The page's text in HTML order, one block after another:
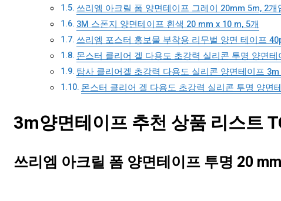
쓰리엠 아크릴 폼 양면테이프 그레이 20mm 5m, 2개
3M 스폰지 양면테이프 흰색 20 mm x 10 m, 5개
쓰리엠 포스터 홍보물 부착용 리무벌 양면 테이프
몬스터 클리어 겔 다용도 초강력 실리콘 투명 양면테
탐사 클리어겔 초강력 다용도 실리콘 양면테이프
몬스터 클리어 겔 다용도 초강력 실리콘 투명 양면
3m양면테이프 추천 상품 리스트
쓰리엠 아크릴 폼 양면테이프 투명 20